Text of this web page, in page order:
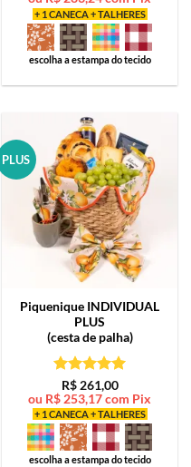
+ 1 CANECA + TALHERES
escolha a estampa do tecido
PLUS
Piquenique INDIVIDUAL
PLUS
(cesta de palha)
Avaliação5
de 5
R$261,00
ou R$ 253,17com Pix
+ 1 CANECA + TALHERES
escolha a estampa do tecido